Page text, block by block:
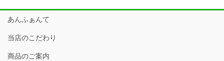
あんふぁんて
当店のこだわり
商品のご案内